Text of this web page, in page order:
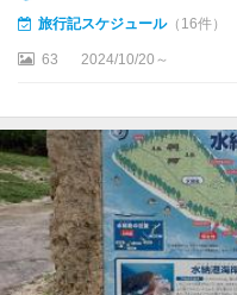
旅行記スケジュール（16件）
63 2024/10/20～